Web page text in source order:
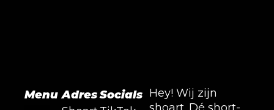
Menu AdresSocials Hey! Wij zijn